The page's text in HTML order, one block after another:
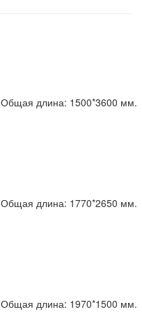
Общая длина: 1500*3600 мм.
Общая длина: 1770*2650 мм.
Общая длина: 1970*1500 мм.